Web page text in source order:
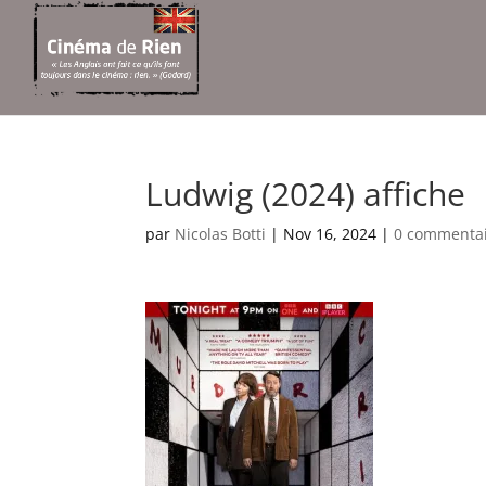
Ludwig (2024) affiche
par Nicolas Botti | Nov 16, 2024 |0